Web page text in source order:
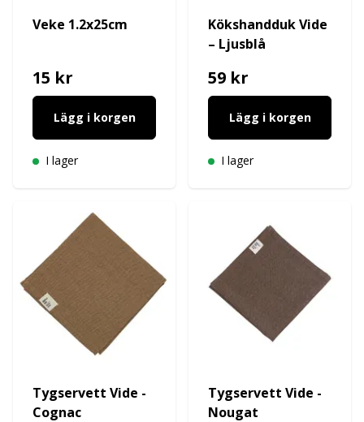
Veke 1.2x25cm
15 kr
Lägg i korgen
I lager
Kökshandduk Vide
– Ljusblå
59 kr
Lägg i korgen
I lager
Tygservett Vide -
Cognac
Tygservett Vide -
Nougat